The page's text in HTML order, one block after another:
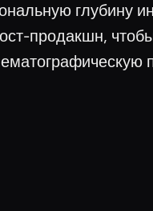
глубину
продакшн,